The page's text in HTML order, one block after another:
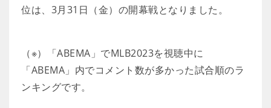
位は、3月31日（金）の開幕戦となりました。
（※）「ABEMA」でMLB2023を視聴中に
「ABEMA」内でコメント数が多かった試合順のラ
ンキングです。